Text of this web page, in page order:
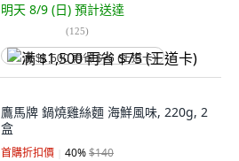
明天 8/9 (日) 預計送達
(125)
满 $1,500 再省 $75 (王道卡)
鷹馬牌 鍋燒雞絲麵 海鮮風味, 220g, 2
盒
首購折扣價 40%$140